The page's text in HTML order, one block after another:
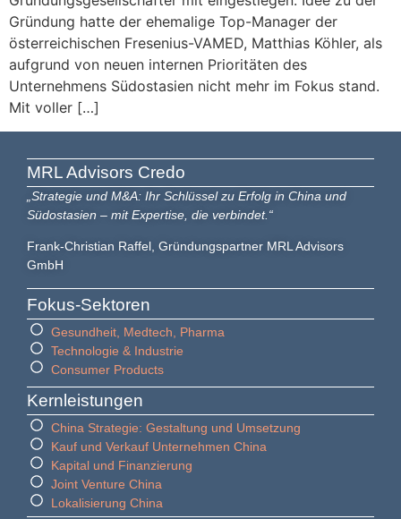
Gründung hatte der ehemalige Top-Manager der
österreichischen Fresenius-VAMED, Matthias Köhler, als
aufgrund von neuen internen Prioritäten des
Unternehmens Südostasien nicht mehr im Fokus stand.
Mit voller […]
MRL Advisors​ Credo
„Strategie und M&A: Ihr Schlüssel zu Erfolg in China und
Südostasien – mit Expertise, die verbindet.“
Frank-Christian Raffel, Gründungspartner MRL Advisors
GmbH
Fokus-Sektoren
Gesundheit, Medtech, Pharma
Technologie & Industrie
Consumer Products
Kernleistungen
China Strategie: Gestaltung und Umsetzung
Kauf und Verkauf Unternehmen China
Kapital und Finanzierung
Joint Venture China
Lokalisierung China